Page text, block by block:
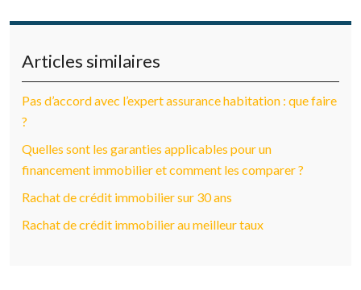
Articles similaires
Pas d’accord avec l’expert assurance habitation : que faire
?
Quelles sont les garanties applicables pour un
financement immobilier et comment les comparer ?
Rachat de crédit immobilier sur 30 ans
Rachat de crédit immobilier au meilleur taux